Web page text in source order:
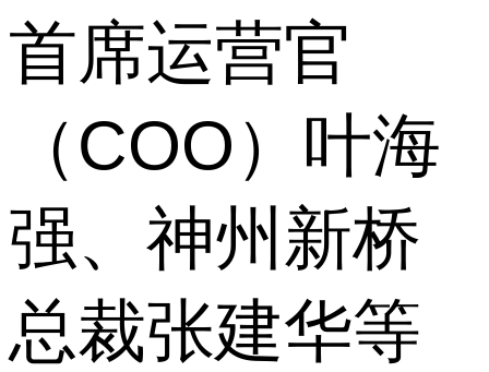
首席运营官
（COO）叶海
强、神州新桥
总裁张建华等